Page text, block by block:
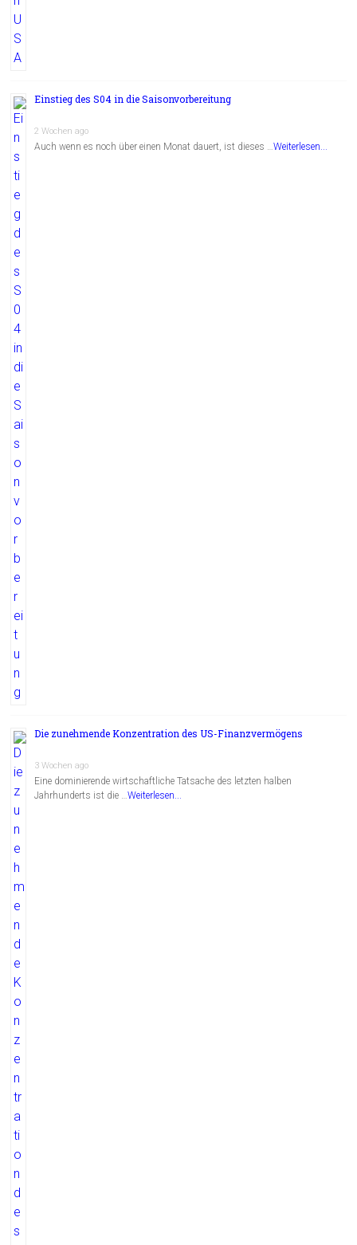
Einstieg des S04 in die Saisonvorbereitung
2 Wochen ago
Auch wenn es noch über einen Monat dauert, ist dieses …Weiterlesen...
Die zunehmende Konzentration des US-Finanzvermögens
3 Wochen ago
Eine dominierende wirtschaftliche Tatsache des letzten halben
Jahrhunderts ist die …Weiterlesen...